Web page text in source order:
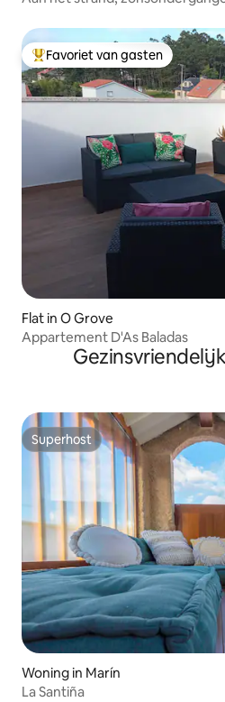
Topfavoriet van gasten
Favoriet van gasten
Flat in O Grove
Appartement D'As Baladas
Superhost
Superhost
Woning in Marín
La Santiña